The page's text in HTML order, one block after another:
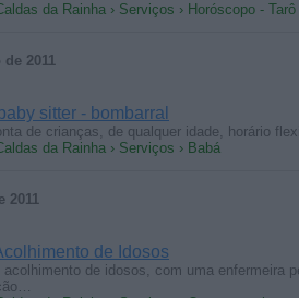
da Rainha › Serviços › Horóscopo - Tarô
2011
sitter - bombarral
de crianças, de qualquer idade, horário
da Rainha › Serviços › Babá
2011
de Idosos
acolhimento de idosos, com uma enfermeira